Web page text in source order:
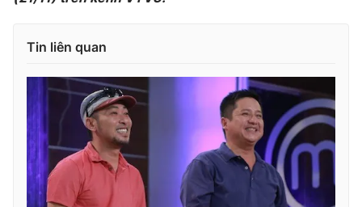
Ðiện thoại Thời báo VTV:
Liên hệ quảng cáo:
Tin liên quan